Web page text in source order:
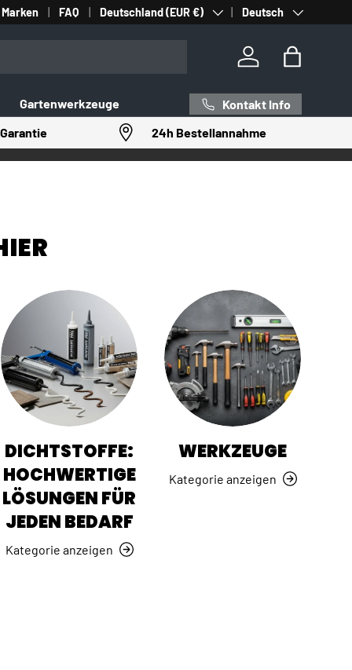
Marken FAQ Land/Region
Deutschland (EUR €) SpracheDeutsch
Einloggen
Gartenwerkzeuge
Kontakt Info
24h Bestellannahme
DICHTSTOFFE:
HOCHWERTIGE
LÖSUNGEN FÜR
JEDEN BEDARF
Kategorie anzeigen
WERKZEUGE
Kategorie anzeigen